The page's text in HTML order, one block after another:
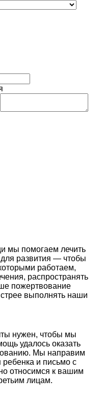
мы помогаем лечить
развития — чтобы
работаем,
распространять
пожертвование
выполнять наши
нужен, чтобы мы
удалось оказать
Мы направим
ребенка и письмо с
относимся к вашим
лицам.